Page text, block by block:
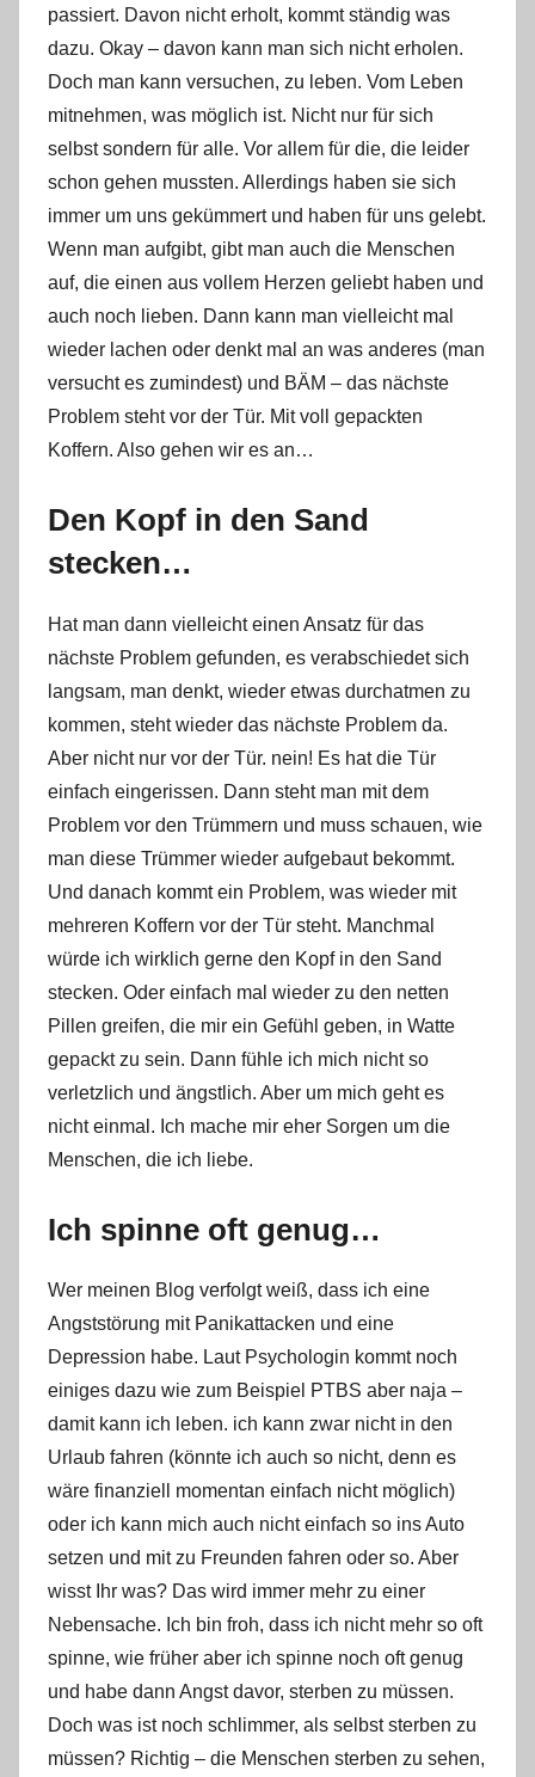
passiert. Davon nicht erholt, kommt ständig was
dazu. Okay – davon kann man sich nicht erholen.
Doch man kann versuchen, zu leben. Vom Leben
mitnehmen, was möglich ist. Nicht nur für sich
selbst sondern für alle. Vor allem für die, die leider
schon gehen mussten. Allerdings haben sie sich
immer um uns gekümmert und haben für uns gelebt.
Wenn man aufgibt, gibt man auch die Menschen
auf, die einen aus vollem Herzen geliebt haben und
auch noch lieben. Dann kann man vielleicht mal
wieder lachen oder denkt mal an was anderes (man
versucht es zumindest) und BÄM – das nächste
Problem steht vor der Tür. Mit voll gepackten
Koffern. Also gehen wir es an…
Den Kopf in den Sand
stecken…
Hat man dann vielleicht einen Ansatz für das
nächste Problem gefunden, es verabschiedet sich
langsam, man denkt, wieder etwas durchatmen zu
kommen, steht wieder das nächste Problem da.
Aber nicht nur vor der Tür. nein! Es hat die Tür
einfach eingerissen. Dann steht man mit dem
Problem vor den Trümmern und muss schauen, wie
man diese Trümmer wieder aufgebaut bekommt.
Und danach kommt ein Problem, was wieder mit
mehreren Koffern vor der Tür steht. Manchmal
würde ich wirklich gerne den Kopf in den Sand
stecken. Oder einfach mal wieder zu den netten
Pillen greifen, die mir ein Gefühl geben, in Watte
gepackt zu sein. Dann fühle ich mich nicht so
verletzlich und ängstlich. Aber um mich geht es
nicht einmal. Ich mache mir eher Sorgen um die
Menschen, die ich liebe.
Ich spinne oft genug…
Wer meinen Blog verfolgt weiß, dass ich eine
Angststörung mit Panikattacken und eine
Depression habe. Laut Psychologin kommt noch
einiges dazu wie zum Beispiel PTBS aber naja –
damit kann ich leben. ich kann zwar nicht in den
Urlaub fahren (könnte ich auch so nicht, denn es
wäre finanziell momentan einfach nicht möglich)
oder ich kann mich auch nicht einfach so ins Auto
setzen und mit zu Freunden fahren oder so. Aber
wisst Ihr was? Das wird immer mehr zu einer
Nebensache. Ich bin froh, dass ich nicht mehr so oft
spinne, wie früher aber ich spinne noch oft genug
und habe dann Angst davor, sterben zu müssen.
Doch was ist noch schlimmer, als selbst sterben zu
müssen? Richtig – die Menschen sterben zu sehen,